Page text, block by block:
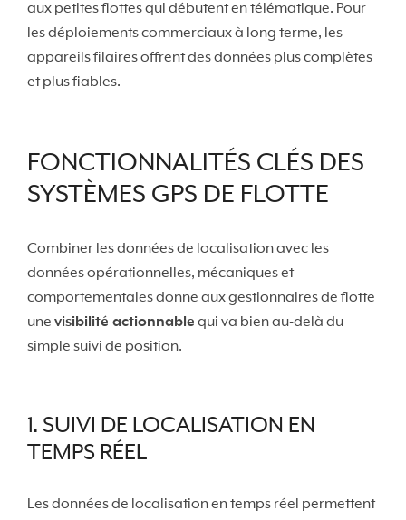
aux petites flottes qui débutent en télématique. Pour
les déploiements commerciaux à long terme, les
appareils filaires offrent des données plus complètes
et plus fiables.
FONCTIONNALITÉS CLÉS DES
SYSTÈMES GPS DE FLOTTE
Combiner les données de localisation avec les
données opérationnelles, mécaniques et
comportementales donne aux gestionnaires de flotte
une visibilité actionnable qui va bien au-delà du
simple suivi de position.
1. SUIVI DE LOCALISATION EN
TEMPS RÉEL
Les données de localisation en temps réel permettent